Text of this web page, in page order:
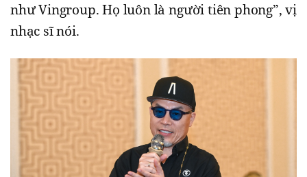
như Vingroup. Họ luôn là người tiên phong”, vị
nhạc sĩ nói.